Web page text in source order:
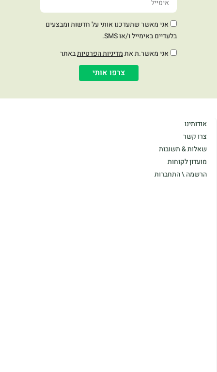
אני מאשר שתעדכנו אותי על חדשות ומבצעים
בלעדיים באימייל ו/או SMS.
אני מאשר.ת אתמדיניות הפרטיותבאתר
צרפו אותי
אודותינו
צרו קשר
שאלות & תשובות
מועדון לקוחות
הרשמה \ התחברות